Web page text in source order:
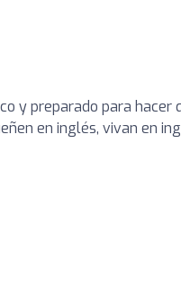
y preparado para
en inglés, vivan en